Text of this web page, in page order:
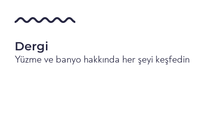
Dergi
Yüzme ve banyo hakkında her şeyi keşfedin